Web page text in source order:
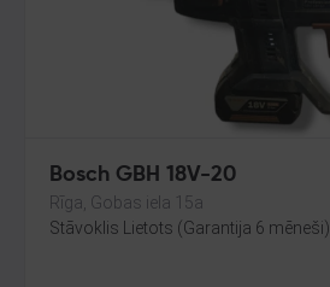
Bosch GBH 18V-20
Rīga, Gobas iela 15a
Stāvoklis Lietots (Garantija 6 mēneši)